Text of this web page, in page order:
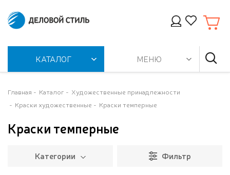
КАТАЛОГ МЕНЮ
Главная Каталог
Художественные принадлежности
Краски художественные
Краски темперные
Краски темперные
Категории Фильтр